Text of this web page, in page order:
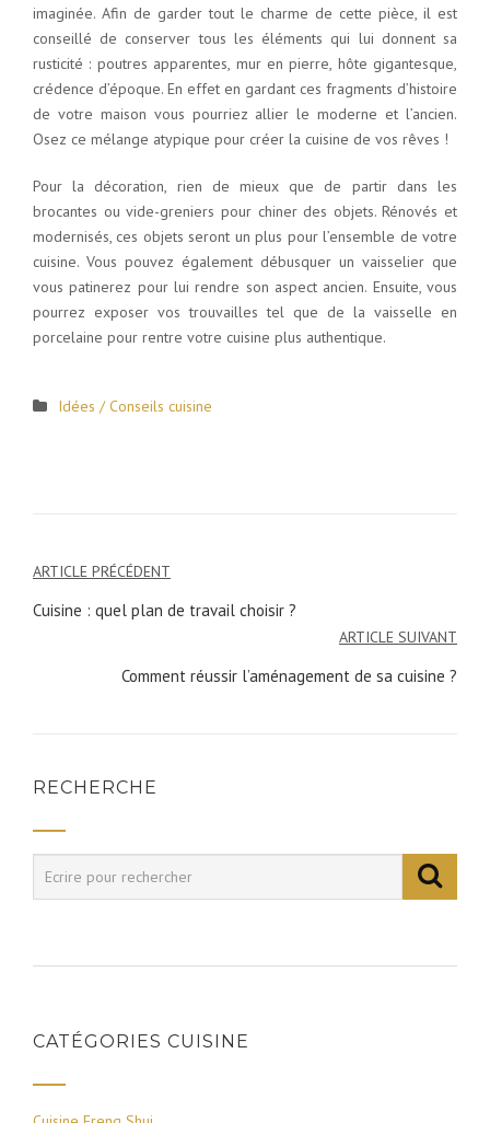
imaginée. Afin de garder tout le charme de cette pièce, il est
conseillé de conserver tous les éléments qui lui donnent sa
rusticité : poutres apparentes, mur en pierre, hôte gigantesque,
crédence d’époque. En effet en gardant ces fragments d’histoire
de votre maison vous pourriez allier le moderne et l’ancien.
Osez ce mélange atypique pour créer la cuisine de vos rêves !
Pour la décoration, rien de mieux que de partir dans les
brocantes ou vide-greniers pour chiner des objets. Rénovés et
modernisés, ces objets seront un plus pour l’ensemble de votre
cuisine. Vous pouvez également débusquer un vaisselier que
vous patinerez pour lui rendre son aspect ancien. Ensuite, vous
pourrez exposer vos trouvailles tel que de la vaisselle en
porcelaine pour rentre votre cuisine plus authentique.
Idées / Conseils cuisine
de
ARTICLE PRÉCÉDENT
Cuisine : quel plan de travail choisir ?
ARTICLE SUIVANT
Comment réussir l’aménagement de sa cuisine ?
RECHERCHE
CATÉGORIES CUISINE